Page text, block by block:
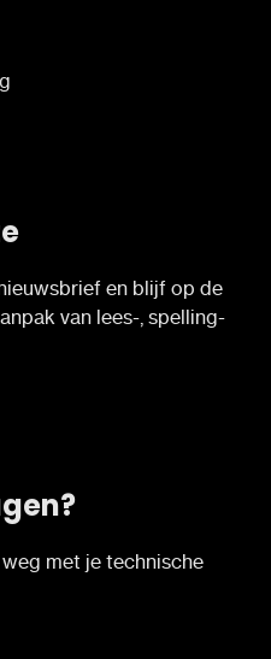
en blijf op de
van lees-, spelling-
met je technische